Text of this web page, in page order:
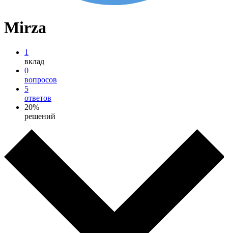
Mirza
1
вклад
0
вопросов
5
ответов
20%
решений